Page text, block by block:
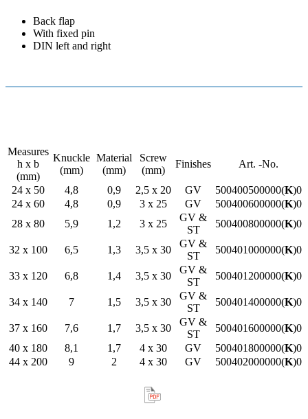
Back flap
With fixed pin
DIN left and right
Measures
h x b
(mm)
Knuckle
(mm)
Material
(mm)
Screw
(mm)
Finishes Art. -No.
24 x 50 4,8 0,9 2,5 x 20 GV 500400500000(K)0
24 x 60
4,8 0,9 3 x 25 GV 500400600000(K)0
28 x 80
5,9 1,2 3 x 25
GV &
ST
500400800000(K)0
32 x 100 6,5 1,3 3,5 x 30
GV &
ST
500401000000(K)0
33 x 120 6,8 1,4 3,5 x 30
GV &
ST
500401200000(K)0
34 x 140 7 1,5 3,5 x 30
GV &
ST
500401400000(K)0
37 x 160 7,6 1,7 3,5 x 30
GV &
ST
500401600000(K)0
40 x 180
8,1 1,7 4 x 30 GV 500401800000(K)0
44 x 200
9 2 4 x 30 GV 500402000000(K)0